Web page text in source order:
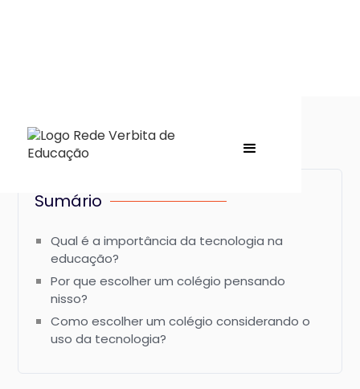
Sumário
Qual é a importância da tecnologia na
educação?
Por que escolher um colégio pensando
nisso?
Como escolher um colégio considerando o
uso da tecnologia?